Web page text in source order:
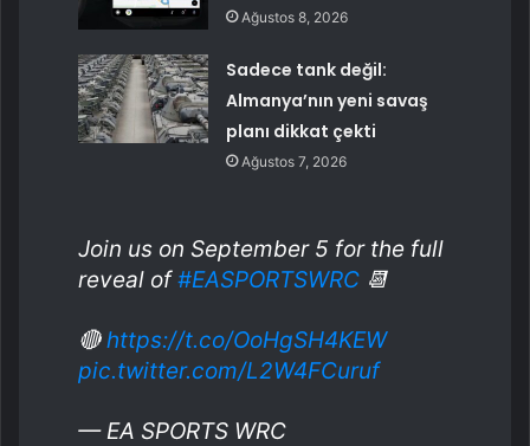
Ağustos 8, 2026
Sadece tank değil:
Almanya’nın yeni savaş
planı dikkat çekti
Ağustos 7, 2026
Join us on September 5 for the full
reveal of#EASPORTSWRC 📆
🔴https://t.co/OoHgSH4KEW
pic.twitter.com/L2W4FCuruf
— EA SPORTS WRC